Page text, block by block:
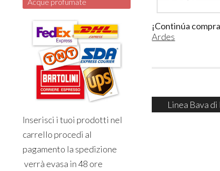
¡Continúa
Ardes
Linea Bava di
Acque profumate
Inserisci i tuoi prodotti nel
carrello procedi al
pagamento la spedizione
verrà evasa in 48 ore